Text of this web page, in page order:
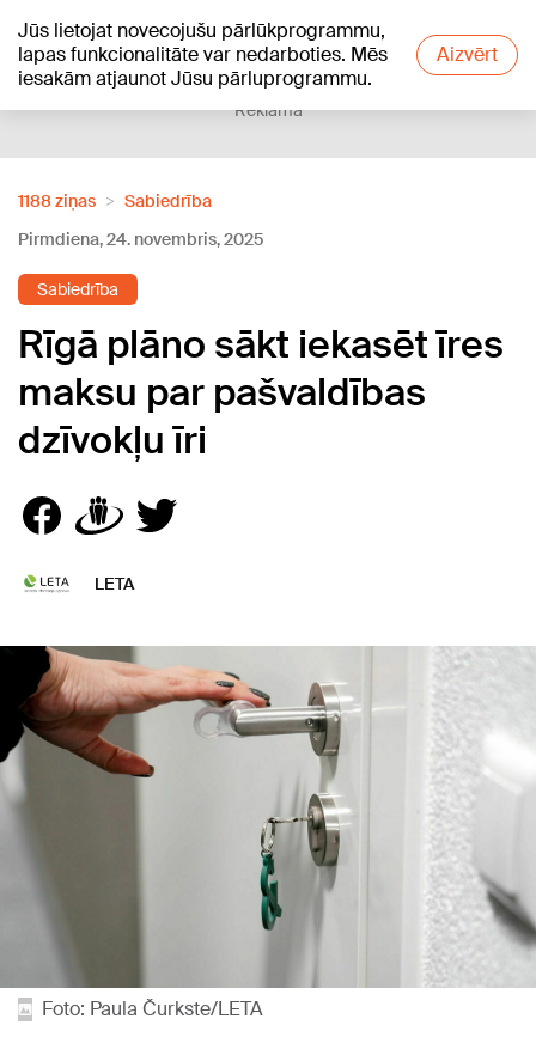
Jūs lietojat novecojušu pārlūkprogrammu,
lapas funkcionalitāte var nedarboties. Mēs
iesakām atjaunot Jūsu pārluprogrammu.
Aizvērt
+21°C
Reklāma
1188 ziņas
Sabiedrība
Pirmdiena, 24. novembris, 2025
Sabiedrība
Rīgā plāno sākt iekasēt īres
maksu par pašvaldības
dzīvokļu īri
LETA
Foto: Paula Čurkste/LETA